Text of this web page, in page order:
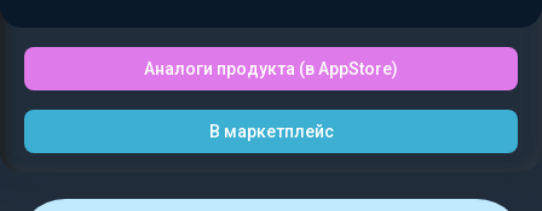
Аналоги продукта (в AppStore)
В маркетплейс